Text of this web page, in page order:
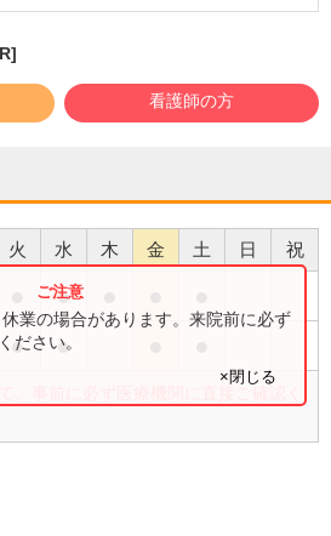
看護師の方
火 水 木 金 土 日 祝
●
● ●
、事前に必ず医療機関に直接ご確認く
業の場合があります。来院前に必ず
ださい。
×閉じる